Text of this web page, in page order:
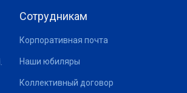
Сотрудникам
Корпоративная почта
Наши юбиляры
Коллективный договор